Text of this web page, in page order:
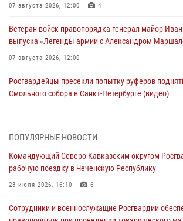
07 августа 2026, 12:00 4
Ветеран войск правопорядка генерал-майор
выпуска «Легенды армии с Александром
07 августа 2026, 12:00
Росгвардейцы пресекли попытку руферов
Смольного собора в Санкт-Петербурге (видео)
В Курске росгвардейцы провели занятие по
07 августа 2026, 11:33
Рэпер ST посетил раненых росгвардейцев в
07 августа 2026, 11:18
ПОПУЛЯРНЫЕ НОВОСТИ
Командующий Северо-Кавказским округом
рабочую поездку в Чеченскую Республику
23 июля 2026, 16:10 6
Сотрудники и военнослужащие Росгвардии